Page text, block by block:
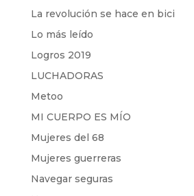
La revolución se hace en bici
Lo más leído
Logros 2019
LUCHADORAS
Metoo
MI CUERPO ES MÍO
Mujeres del 68
Mujeres guerreras
Navegar seguras